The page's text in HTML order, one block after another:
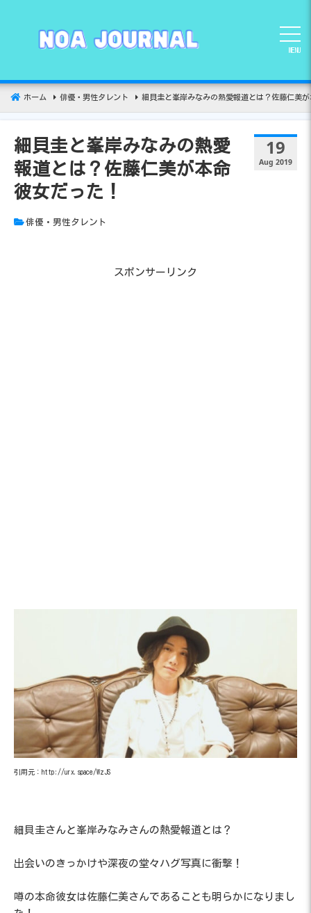
MENU
ホーム 俳優・男性タレント 細貝圭と峯岸みなみの熱愛報道とは？佐藤仁美
19
Aug 2019
細貝圭と峯岸みなみの熱愛
報道とは？佐藤仁美が本命
彼女だった！
俳優・男性タレント
スポンサーリンク
引用元：http://urx.space/WzJS
細貝圭さんと峯岸みなみさんの熱愛報道とは？
出会いのきっかけや深夜の堂々ハグ写真に衝撃！
噂の本命彼女は佐藤仁美さんであることも明らかになりまし